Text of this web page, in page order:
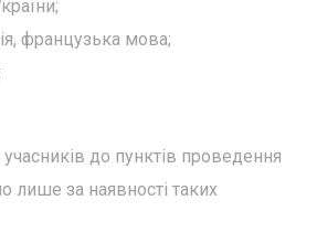
французька мова;
до пунктів проведення
лише за наявності таких